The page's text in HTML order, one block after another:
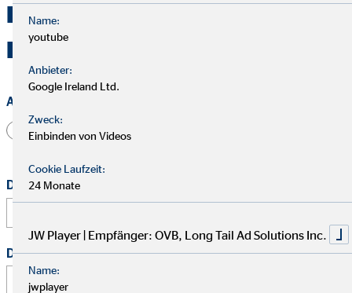
Kontakt zu OVB in
Bietigheim-Bissingen
Anrede
Herr
Dein vollständiger Name
Deine E-Mail Adresse*
Name:
youtube
Anbieter:
Google Ireland Ltd.
Zweck:
Einbinden von Videos
Cookie Laufzeit:
24 Monate
JW Player | Empfänger: OVB, Long Tail Ad Solutions Inc.
Name:
jwplayer